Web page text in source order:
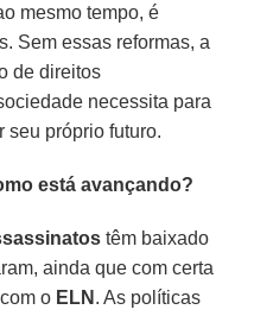
mesmo tempo, é
Sem essas reformas, a
de direitos
necessita para
seu próprio futuro.
está avançando?
têm baixado
ainda que com certa
o ELN . As políticas